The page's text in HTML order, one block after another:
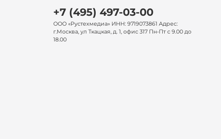
+7 (495) 497-03-00
ООО «Рустехмедиа» ИНН: 9719073861 Адрес:
г.Москва, ул Ткацкая, д. 1, офис 317 Пн-Пт с 9.00 до
18.00